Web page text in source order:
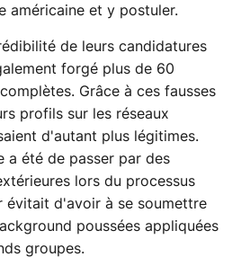
américaine et y postuler.
de leurs candidatures
forgé plus de 60
Grâce à ces fausses
profils sur les réseaux
d'autant plus légitimes.
a été de passer par des
lors du processus
évitait d'avoir à se soumettre
poussées appliquées
groupes.